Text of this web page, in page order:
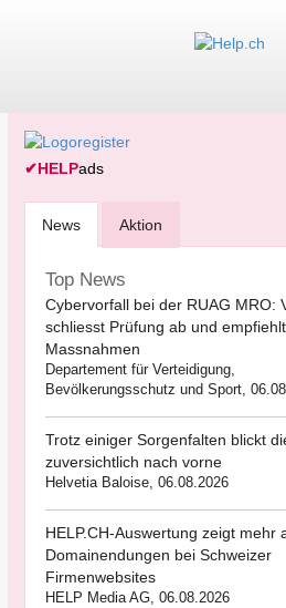
✔HELPads
News Aktion
Top News
Cybervorfall bei der RUAG MRO:
schliesst Prüfung ab und
Massnahmen
Departement für Verteidigung,
Bevölkerungsschutz und Sport,
Trotz einiger Sorgenfalten blickt
zuversichtlich nach vorne
Helvetia Baloise, 06.08.2026
HELP.CH-Auswertung zeigt mehr
Domainendungen bei Schweizer
Firmenwebsites
HELP Media AG, 06.08.2026